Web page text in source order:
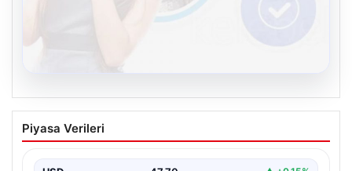
Kelebek.Org İle Sanal İletişimin
Sertifikalı Adresi Ve Chat Deneyimi
oluşturması kritik bir önem taşımaktadır. Günümüzde
Piyasa Verileri